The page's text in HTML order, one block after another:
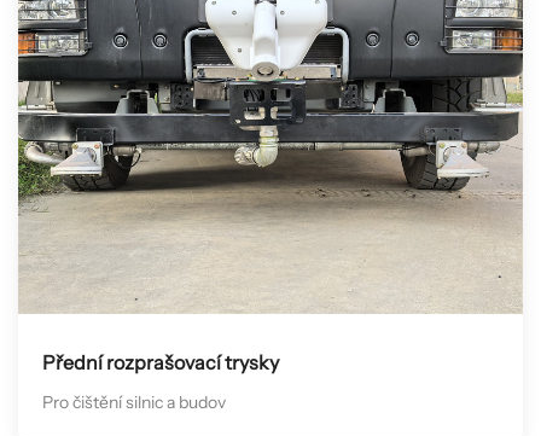
Přední rozprašovací trysky
Pro čištění silnic a budov